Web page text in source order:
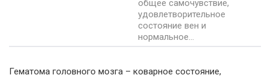
общее самочувствие,
удовлетворительное
состояние вен и
нормальное…
Гематома головного мозга – коварное состояние,